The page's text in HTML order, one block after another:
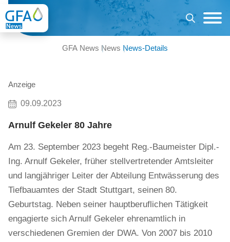
GFA News News News-Details
Anzeige
09.09.2023
Arnulf Gekeler 80 Jahre
Am 23. September 2023 begeht Reg.-Baumeister Dipl.-
Ing. Arnulf Gekeler, früher stellvertretender Amtsleiter
und langjähriger Leiter der Abteilung Entwässerung des
Tiefbauamtes der Stadt Stuttgart, seinen 80.
Geburtstag. Neben seiner hauptberuflichen Tätigkeit
engagierte sich Arnulf Gekeler ehrenamtlich in
verschiedenen Gremien der DWA. Von 2007 bis 2010